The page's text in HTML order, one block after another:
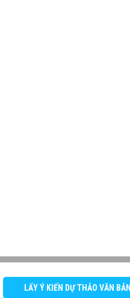
LẤY Ý KIẾN DỰ THẢO VĂN BẢN